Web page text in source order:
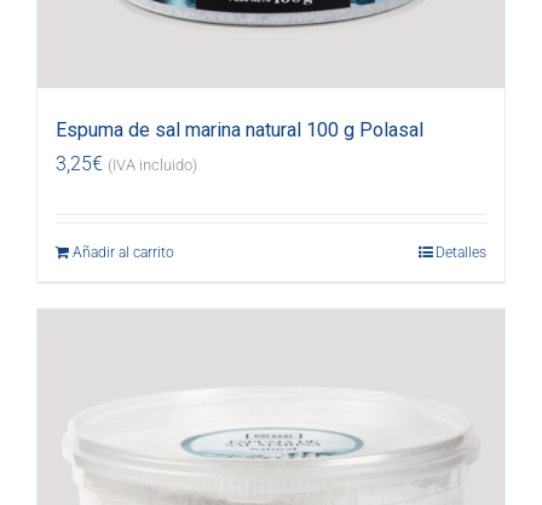
Espuma de sal marina natural 100 g Polasal
3,25€ (IVA incluido)
Añadir al carrito Detalles